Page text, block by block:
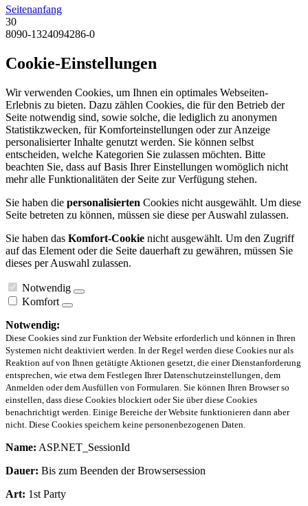
Seitenanfang
30
8090-1324094286-0
Cookie-Einstellungen
Wir verwenden Cookies, um Ihnen ein optimales Webseiten-
Erlebnis zu bieten. Dazu zählen Cookies, die für den Betrieb der
Seite notwendig sind, sowie solche, die lediglich zu anonymen
Statistikzwecken, für Komforteinstellungen oder zur Anzeige
personalisierter Inhalte genutzt werden. Sie können selbst
entscheiden, welche Kategorien Sie zulassen möchten. Bitte
beachten Sie, dass auf Basis Ihrer Einstellungen womöglich nicht
mehr alle Funktionalitäten der Seite zur Verfügung stehen.
Sie haben die personalisierten Cookies nicht ausgewählt. Um diese
Seite betreten zu können, müssen sie diese per Auswahl zulassen.
Sie haben das Komfort-Cookie nicht ausgewählt. Um den Zugriff
auf das Element oder die Seite dauerhaft zu gewähren, müssen Sie
dieses per Auswahl zulassen.
Notwendig
Komfort
Notwendig:
Diese Cookies sind zur Funktion der Website erforderlich und können in Ihren
Systemen nicht deaktiviert werden. In der Regel werden diese Cookies nur als
Reaktion auf von Ihnen getätigte Aktionen gesetzt, die einer Dienstanforderung
entsprechen, wie etwa dem Festlegen Ihrer Datenschutzeinstellungen, dem
Anmelden oder dem Ausfüllen von Formularen. Sie können Ihren Browser so
einstellen, dass diese Cookies blockiert oder Sie über diese Cookies
benachrichtigt werden. Einige Bereiche der Website funktionieren dann aber
nicht. Diese Cookies speichern keine personenbezogenen Daten.
Name: ASP.NET_SessionId
Dauer: Bis zum Beenden der Browsersession
Art: 1st Party